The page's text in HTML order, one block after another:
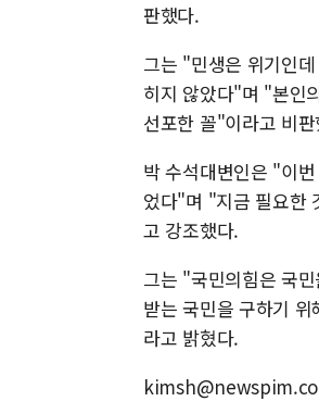
판했다.
그는 "민생은 위기인
히지 않았다"며 "본인
선포한 꼴"이라고 비
박 수석대변인은 "이
었다"며 "지금 필요한
고 강조했다.
그는 "국민의힘은 국
받는 국민을 구하기
라고 밝혔다.